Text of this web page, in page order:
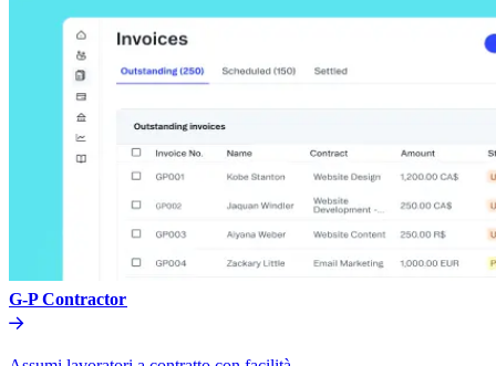
G-P Contractor​​